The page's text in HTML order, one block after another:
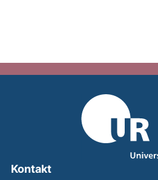
Kontakt